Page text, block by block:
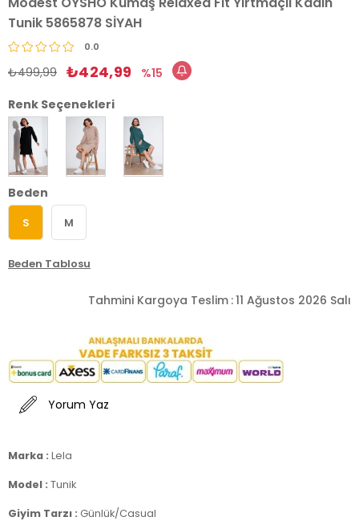
Tunik 5865878 SİYAH
0.0
₺499,99 ₺424,99
15
Renk Seçenekleri
Beden
S M
Beden Tablosu
Tahmini Kargoya Teslim :11 Ağustos 2026 Salı
Yorum Yaz
Marka : Lela
Model : Tunik
Giyim Tarzı : Günlük/Casual